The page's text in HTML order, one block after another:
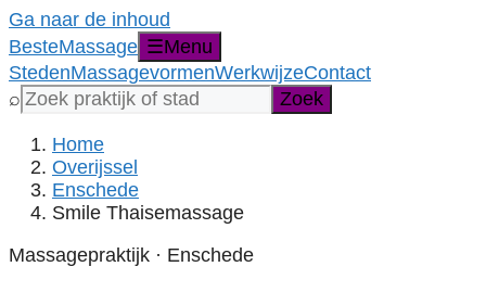
Ga naar de inhoud
BesteMassage ☰Menu
StedenMassagevormenWerkwijzeContact
Zoek
een
praktijk,
stad,
provincie
⌕ Zoek
Home
Overijssel
Enschede
Smile Thaisemassage
Massagepraktijk · Enschede